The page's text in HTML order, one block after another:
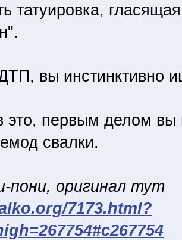
татуировка,
вы инстинктивно
это, первым делом
свалки.
пони, оригинал тут
7173.html?